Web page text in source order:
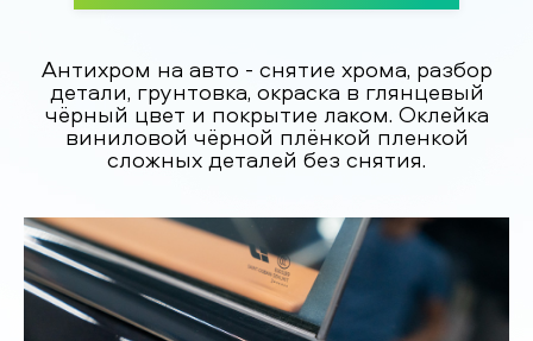
Антихром на авто - снятие хрома, разбор
детали, грунтовка, окраска в глянцевый
чёрный цвет и покрытие лаком. Оклейка
виниловой чёрной плёнкой пленкой
сложных деталей без снятия.